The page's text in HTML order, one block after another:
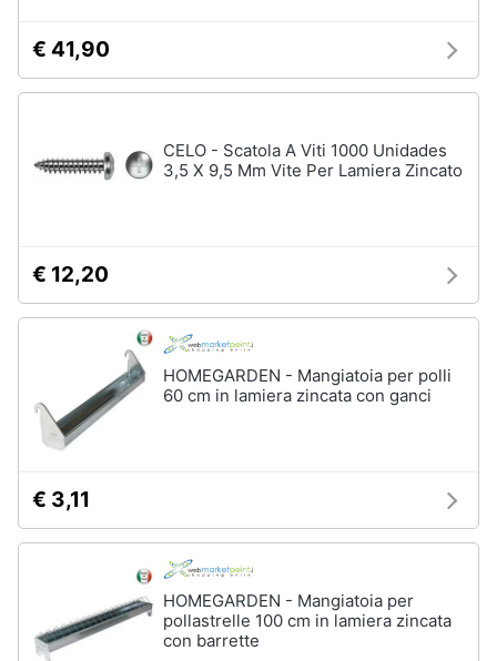
Clima
Arredo
Giardinaggio
Salute
Beauty
Giocattoli
Prima
Fotografia
€ 41,90
CELO - Scatola A Viti 1000 Unidades
3,5 X 9,5 Mm Vite Per Lamiera Zincato
€ 12,20
HOMEGARDEN - Mangiatoia per polli
60 cm in lamiera zincata con ganci
€ 3,11
HOMEGARDEN - Mangiatoia per
pollastrelle 100 cm in lamiera zincata
con barrette